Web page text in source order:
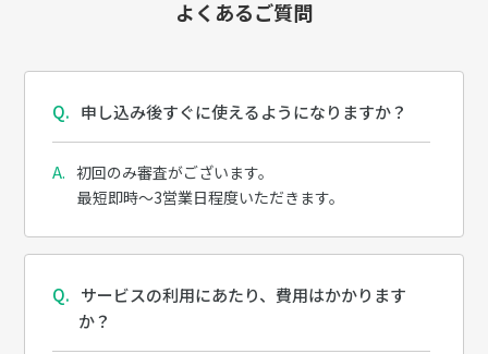
よくあるご質問
申し込み後すぐに使えるようになりますか？
初回のみ審査がございます。
最短即時～3営業日程度いただきます。
サービスの利用にあたり、費用はかかります
か？